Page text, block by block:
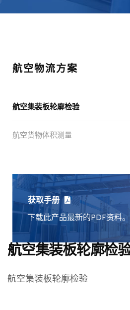
航空物流方案
航空集装板轮廓检验
航空货物体积测量
获取手册
下载此产品最新的PDF资料。
航空集装板轮廓检
航空集装板轮廓检验